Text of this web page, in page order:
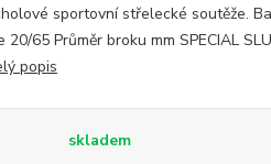
sportovní střelecké soutěže.
20/65 Průměr broku mm SPECIAL
popis
skladem